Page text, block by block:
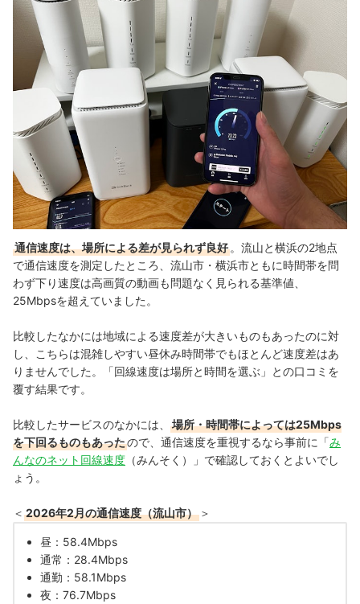
通信速度は、場所による差が見られず良好 。流山と横浜の2地点
で通信速度を測定したところ、流山市・横浜市ともに時間帯を問
わず下り速度は高画質の動画も問題なく見られる基準値、
25Mbpsを超えていました。
比較したなかには地域による速度差が大きいものもあったのに対
し、こちらは混雑しやすい昼休み時間帯でもほとんど速度差はあ
りませんでした。「回線速度は場所と時間を選ぶ」との口コミを
覆す結果です。
比較したサービスのなかには、
場所・時間帯によっては25Mbps
を下回るものもあったので、通信速度を重視するなら事前に「み
んなのネット回線速度 （みんそく）」で確認しておくとよいでし
ょう。
＜ 2026年2月の通信速度（流山市） ＞
昼：58.4Mbps
通常：28.4Mbps
通勤：58.1Mbps
夜：76.7Mbps